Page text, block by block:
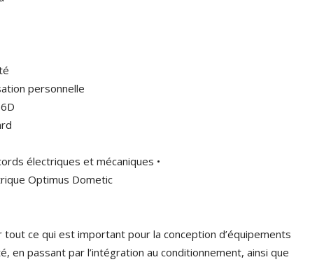
personnelle
électriques et mécaniques •
Optimus Dometic
tout ce qui est important pour la conception d’équipements
en passant par l’intégration au conditionnement, ainsi que